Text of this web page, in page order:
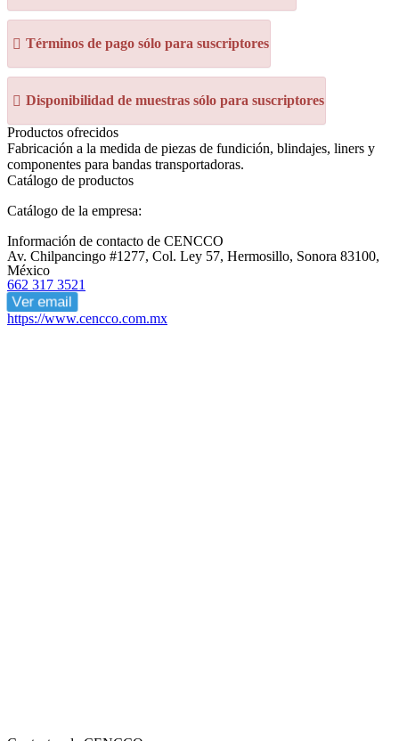
Términos de pago sólo para suscriptores
Disponibilidad de muestras sólo para suscriptores
Productos ofrecidos
Fabricación a la medida de piezas de fundición, blindajes, liners y
componentes para bandas transportadoras.
Catálogo de productos
Catálogo de la empresa:
Información de contacto de CENCCO
Av. Chilpancingo #1277, Col. Ley 57, Hermosillo, Sonora 83100,
México
662 317 3521
Ver email
https://www.cencco.com.mx